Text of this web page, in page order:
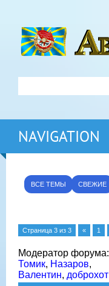
NAVIGATION
ВСЕ ТЕМЫ СВЕЖИЕ
Страница 3 из 3 « 1
Модератор форума:
Томик, Назаров,
Валентин, доброхот